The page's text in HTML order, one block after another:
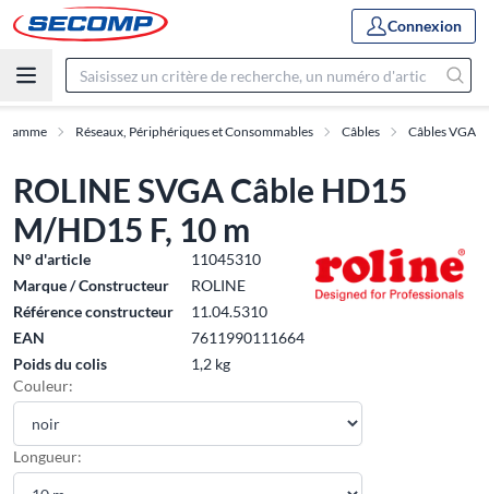
Connexion
Gamme Réseaux, Périphériques et Consommables Câbles Câbles VGA
ROLINE SVGA Câble HD15
M/HD15 F, 10 m
N° d'article
11045310
Marque / Constructeur
ROLINE
Référence constructeur
11.04.5310
EAN
7611990111664
Poids du colis
1,2 kg
Couleur:
Longueur: